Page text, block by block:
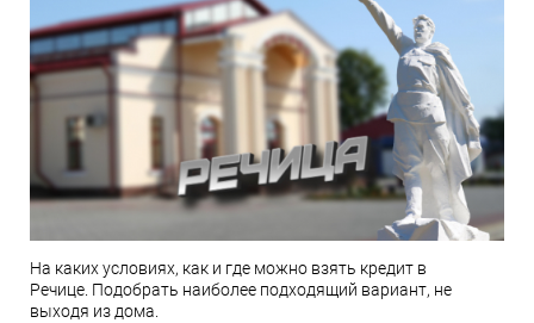
На каких условиях, как и где можно взять кредит в
Речице. Подобрать наиболее подходящий вариант, не
выходя из дома.